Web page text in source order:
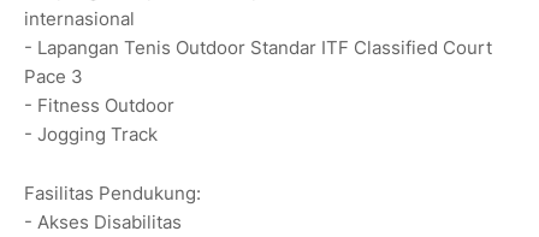
internasional
- Lapangan Tenis Outdoor Standar ITF Classified Court
Pace 3
- Fitness Outdoor
- Jogging Track
Fasilitas Pendukung:
- Akses Disabilitas